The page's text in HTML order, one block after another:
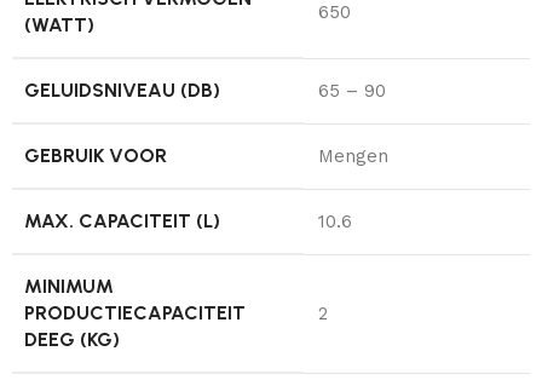
(WATT)
650
GELUIDSNIVEAU (DB) 65 – 90
GEBRUIK VOOR Mengen
MAX. CAPACITEIT (L) 10.6
MINIMUM
PRODUCTIECAPACITEIT
DEEG (KG)
2